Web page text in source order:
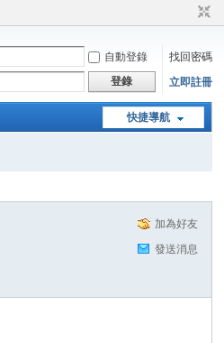
自動登錄
找回密碼
登錄 立即註冊
快捷導航
加為好友
發送消息